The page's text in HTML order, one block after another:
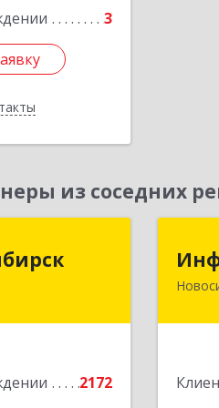
3
из соседних
2172
обл,